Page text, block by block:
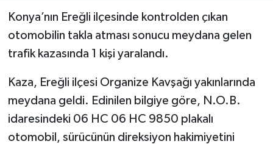
Konya’nın Ereğli ilçesinde kontrolden çıkan
otomobilin takla atması sonucu meydana gelen
trafik kazasında 1 kişi yaralandı.
Kaza, Ereğli ilçesi Organize Kavşağı yakınlarında
meydana geldi. Edinilen bilgiye göre, N.O.B.
idaresindeki 06 HC 06 HC 9850 plakalı
otomobil, sürücünün direksiyon hakimiyetini